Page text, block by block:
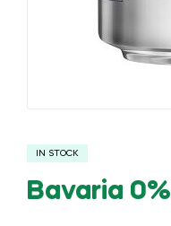
IN STOCK
Bavaria 0%